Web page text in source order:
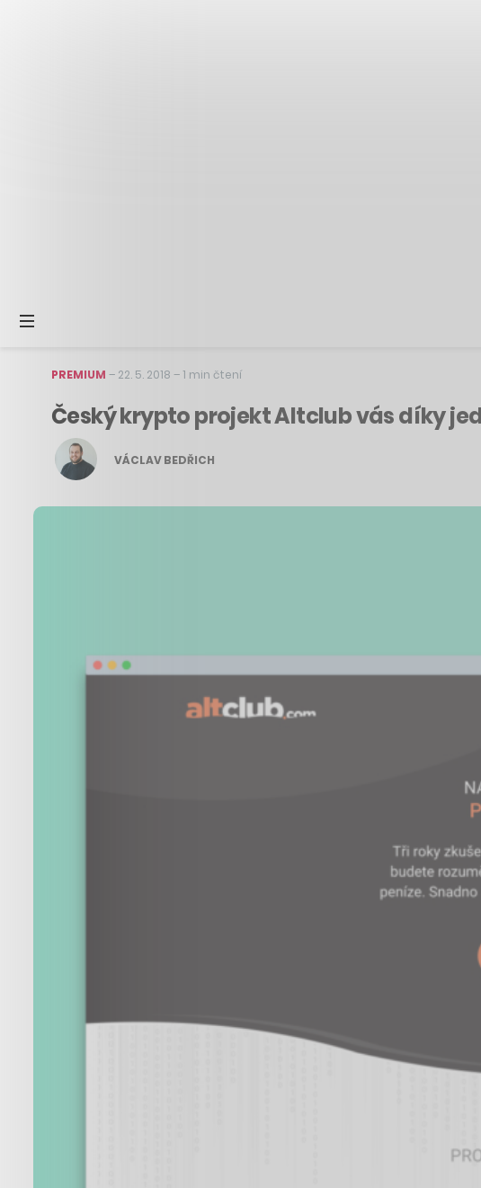
PREMIUM – 22. 5. 2018 –1 min čtení
Český krypto projekt Altclub vás díky
VÁCLAV BEDŘICH